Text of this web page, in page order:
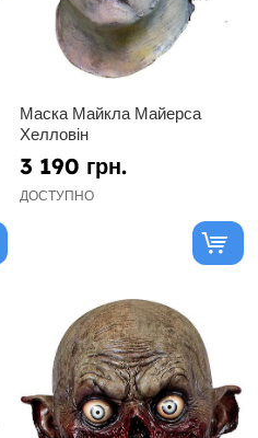
Маска Майкла Майерса
Хелловін
3 190 грн.
ДОСТУПНО